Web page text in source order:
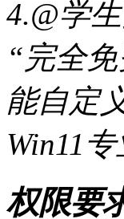
4.@学
“完全
能自定
Win11
权限要